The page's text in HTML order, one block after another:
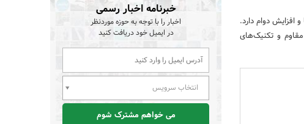
دوام دارد.
و تکنیک‌های
خبرنامه اخبار رسمی
اخبار را با توجه به حوزه موردنظر
در ایمیل خود دریافت کنید
انتخاب سرویس
می خواهم مشترک شوم